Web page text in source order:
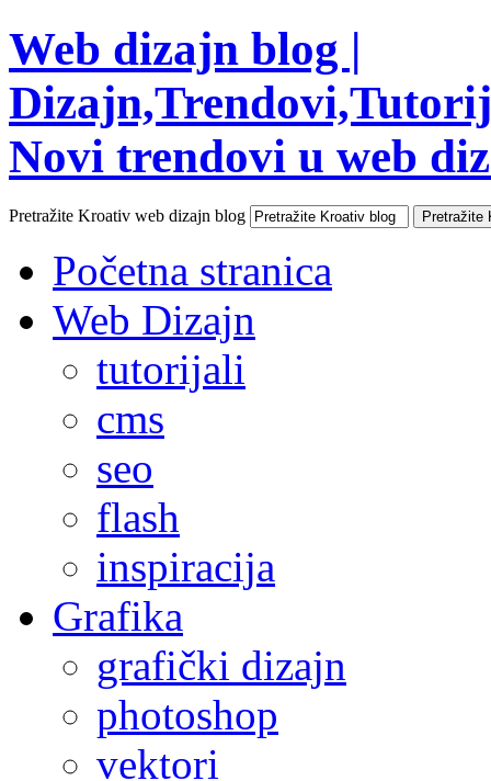
Web dizajn blog |
Novi trendovi u web
Pretražite Kroativ web dizajn blog
Početna stranica
Web Dizajn
tutorijali
cms
seo
flash
inspiracija
Grafika
grafički dizajn
photoshop
vektori